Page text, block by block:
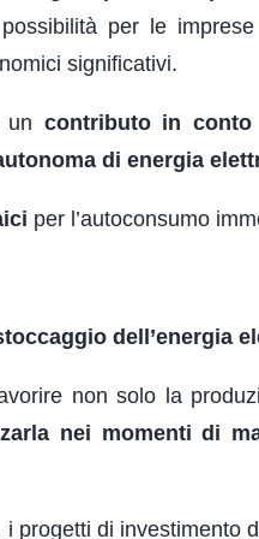
per le
significativi.
un contributo in conto
di energia
per l’autoconsumo
dell’energia
non solo la
nei momenti di
i progetti di investimento